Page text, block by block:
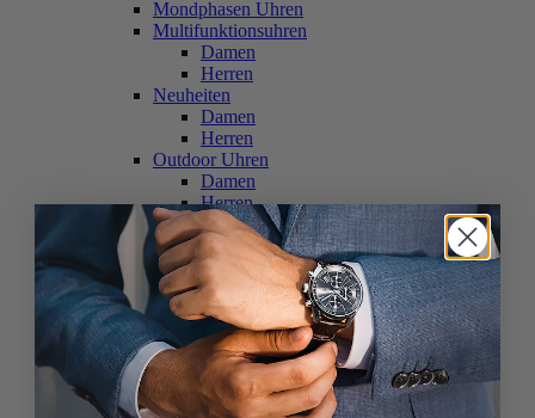
Mondphasen Uhren
Multifunktionsuhren
Damen
Herren
Neuheiten
Damen
Herren
Outdoor Uhren
Damen
Herren
Schweizer Uhren
Damen
Herren
Skelettuhren
Damen
Herren
Smartwatches
Damen
Herren